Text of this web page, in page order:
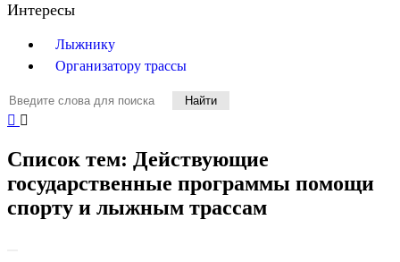
Интересы
Лыжнику
Организатору трассы
Найти
Список тем: Действующие
государственные программы помощи
спорту и лыжным трассам